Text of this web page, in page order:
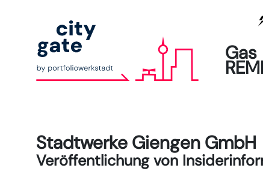
Gas
Stadtwerke Giengen GmbH
Veröffentlichung von